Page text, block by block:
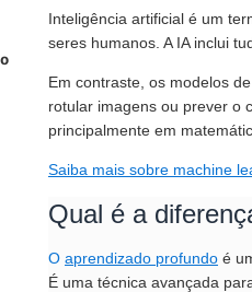
Inteligência artificial é um
seres humanos. A IA inclui
Em contraste, os modelos
rotular imagens ou prever o
principalmente em
Saiba mais sobre machine
Qual é a
O aprendizado profundo é
É uma técnica avançada